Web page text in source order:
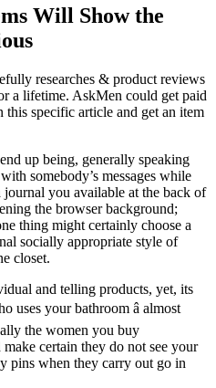
Will Show the
researches & product reviews
a lifetime. AskMen could get paid
specific article and get an item
up being, generally speaking
somebody’s messages while
journal you available at the back of
the browser background;
thing might certainly choose a
socially appropriate style of
closet.
and telling products, yet, its
your bathroom â almost
the women you buy
certain they do not see your
pins when they carry out go in